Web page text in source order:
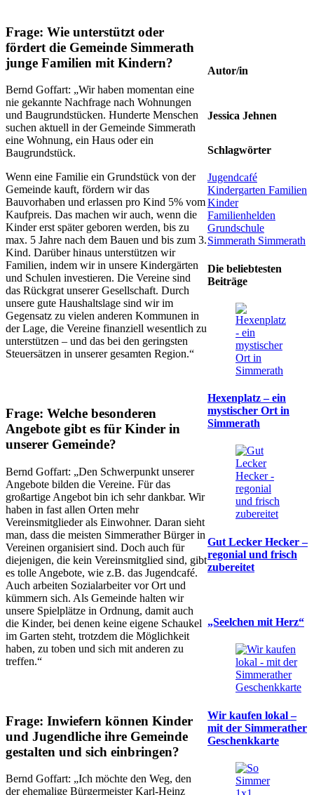
Frage: Wie unterstützt oder
fördert die Gemeinde Simmerath
junge Familien mit Kindern?
Bernd Goffart: „Wir haben momentan eine
nie gekannte Nachfrage nach Wohnungen
und Baugrundstücken. Hunderte Menschen
suchen aktuell in der Gemeinde Simmerath
eine Wohnung, ein Haus oder ein
Baugrundstück.
Wenn eine Familie ein Grundstück von der
Gemeinde kauft, fördern wir das
Bauvorhaben und erlassen pro Kind 5% vom
Kaufpreis. Das machen wir auch, wenn die
Kinder erst später geboren werden, bis zu
max. 5 Jahre nach dem Bauen und bis zum 3.
Kind. Darüber hinaus unterstützen wir
Familien, indem wir in unsere Kindergärten
und Schulen investieren. Die Vereine sind
das Rückgrat unserer Gesellschaft. Durch
unsere gute Haushaltslage sind wir im
Gegensatz zu vielen anderen Kommunen in
der Lage, die Vereine finanziell wesentlich zu
unterstützen – und das bei den geringsten
Steuersätzen in unserer gesamten Region.“
Frage: Welche besonderen
Angebote gibt es für Kinder in
unserer Gemeinde?
Bernd Goffart: „Den Schwerpunkt unserer
Angebote bilden die Vereine. Für das
großartige Angebot bin ich sehr dankbar. Wir
haben in fast allen Orten mehr
Vereinsmitglieder als Einwohner. Daran sieht
man, dass die meisten Simmerather Bürger in
Vereinen organisiert sind. Doch auch für
diejenigen, die kein Vereinsmitglied sind, gibt
es tolle Angebote, wie z.B. das Jugendcafé.
Auch arbeiten Sozialarbeiter vor Ort und
kümmern sich. Als Gemeinde halten wir
unsere Spielplätze in Ordnung, damit auch
die Kinder, bei denen keine eigene Schaukel
im Garten steht, trotzdem die Möglichkeit
haben, zu toben und sich mit anderen zu
treffen.“
Frage: Inwiefern können Kinder
und Jugendliche ihre Gemeinde
gestalten und sich einbringen?
Bernd Goffart: „Ich möchte den Weg, den
der ehemalige Bürgermeister Karl-Heinz
Autor/in
Jessica Jehnen
Schlagwörter
Jugendcafé
Kindergarten Familien
Kinder
Familienhelden
Grundschule
Simmerath Simmerath
Die beliebtesten
Beiträge
Hexenplatz – ein
mystischer Ort in
Simmerath
Gut Lecker Hecker –
regonial und frisch
zubereitet
„Seelchen mit Herz“
Wir kaufen lokal –
mit der Simmerather
Geschenkkarte